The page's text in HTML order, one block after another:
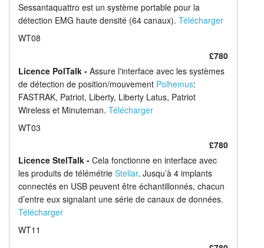
Sessantaquattro est un système portable pour la
détection EMG haute densité (64 canaux). Télécharger
WT08
£780
Licence PolTalk - Assure l'interface avec les systèmes
de détection de position/mouvement Polhemus:
FASTRAK, Patriot, Liberty, Liberty Latus, Patriot
Wireless et Minuteman. Télécharger
WT03
£780
Licence StelTalk - Cela fonctionne en interface avec
les produits de télémétrie Stellar. Jusqu’à 4 implants
connectés en USB peuvent être échantillonnés, chacun
d’entre eux signalant une série de canaux de données.
Télécharger
WT11